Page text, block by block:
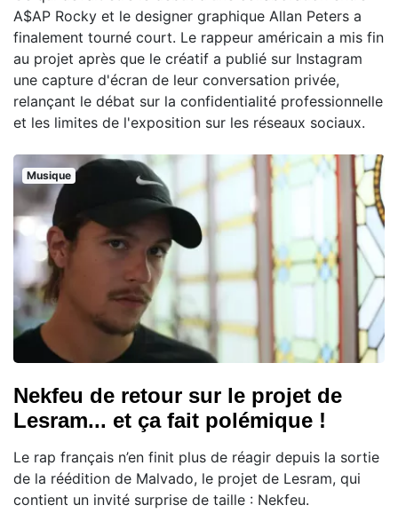
A$AP Rocky et le designer graphique Allan Peters a
finalement tourné court. Le rappeur américain a mis fin
au projet après que le créatif a publié sur Instagram
une capture d'écran de leur conversation privée,
relançant le débat sur la confidentialité professionnelle
et les limites de l'exposition sur les réseaux sociaux.
Musique
Nekfeu de retour sur le projet de
Lesram... et ça fait polémique !
Le rap français n’en finit plus de réagir depuis la sortie
de la réédition de Malvado, le projet de Lesram, qui
contient un invité surprise de taille : Nekfeu.